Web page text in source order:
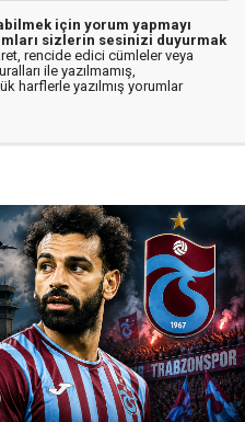
için yorum yapmayı
sizlerin sesinizi duyurmak
rencide edici cümleler veya
ile yazılmamış,
harflerle yazılmış yorumlar